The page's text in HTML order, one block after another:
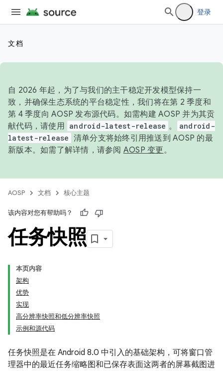
登录
文档
自 2026 年起，为了与我们的主干稳定开发模型保持一
致，并确保生态系统的平台稳定性，我们将在第 2 季度和
第 4 季度向 AOSP 发布源代码。如需构建 AOSP 并为其贡
献代码，请使用 android-latest-release 。
android-
latest-release 清单分支将始终引用推送到 AOSP 的最
新版本。如需了解详情，请参阅 AOSP 变更。
AOSP 文档 核心主题
该内容对您有帮助吗？
任务快照
本页内容
架构
优势
实现
高分辨率快照和低分辨率快照
示例和源代码
任务快照是在 Android 8.0 中引入的基础架构，可将窗口管
理器中的最近任务缩略图和已保存表面这两者的屏幕截图进